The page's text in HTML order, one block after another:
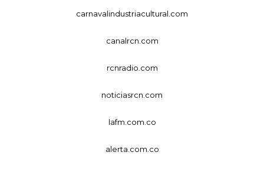
carnavalindustriacultural.com
canalrcn.com
rcnradio.com
noticiasrcn.com
lafm.com.co
alerta.com.co